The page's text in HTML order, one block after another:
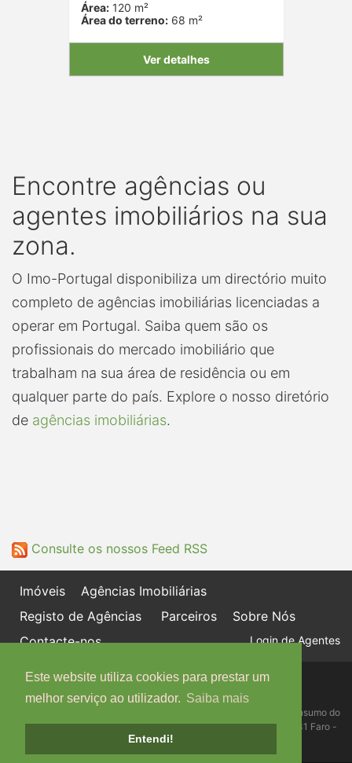
Este website utiliza cookies para prestar um
melhor serviço ao utilizador. Saiba mais
Entendi!
Área:120 m²
Área do terreno:68 m²
Ver detalhes
Encontre agências ou
agentes imobiliários na sua
zona.
O Imo-Portugal disponibiliza um directório muito
completo de agências imobiliárias licenciadas a
operar em Portugal. Saiba quem são os
profissionais do mercado imobiliário que
trabalham na sua área de residência ou em
qualquer parte do país. Explore o nosso diretório
de agências imobiliárias.
Consulte os nossos Feed RSS
Imóveis
Agências Imobiliárias
Registo de Agências
Parceiros
Sobre Nós
Contacte-nos
Login de Agentes
Política de proteção de dados
Livro de Reclamações online
Centro de Informação, Mediação e Arbitragem de Conflitos de Consumo do
Algarve - Edifício Ninho de Empresas, Estrada da Penha, 8005-131 Faro -
Telefone: 289 823 135 cimaal@mail.telepac.pt